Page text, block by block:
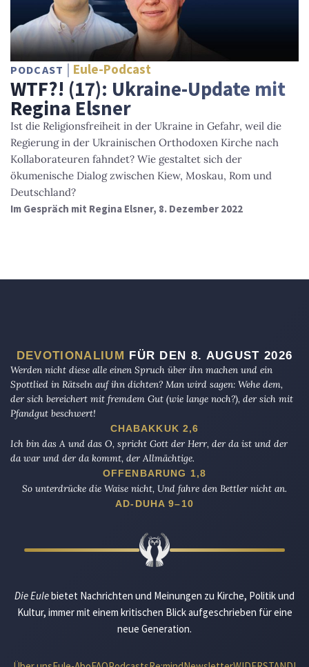
PODCAST Eule-Podcast
WTF?! (17): Ukraine-Update mit
Regina Elsner
Ist die Religionsfreiheit in der Ukraine in Gefahr, weil die
Regierung in der Ukrainischen Orthodoxen Kirche nach
Kollaborateuren fahndet? Wie gestaltet sich der
ökumenische Dialog zwischen Kiew, Moskau, Rom und
Deutschland?
Im Gespräch mit Regina Elsner, 8. Dezember 2022
DEVOTIONALIUM FÜR DEN 8. AUGUST 2026
Werden nicht diese alle einen Spruch über ihn machen und ein
Spottlied in Rätseln auf ihn dichten? Man wird sagen: Wehe dem,
der sich bereichert mit fremdem Gut (wie lange noch?), der sich mit
Pfandgut beschwert!
CHABAKKUK 2,6
Ich bin das A und das O, spricht Gott der Herr, der da ist und der
da war und der da kommt, der Allmächtige.
OFFENBARUNG 1,8
So unterdrücke die Waise nicht, Und fahre den Bettler nicht an.
AD-DUHA 9–10
Die Eulebietet Nachrichten und Meinungen zu Kirche, Politik und
Kultur, immer mit einem kritischen Blick aufgeschrieben für eine
neue Generation.